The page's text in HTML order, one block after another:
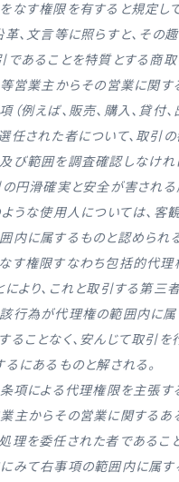
なす権限を有すると規定し
革、文言等に照らすと、その
であることを特質とする商
等営業主からその営業に関
（例えば、販売、購入、貸付、
任された者について、取引
び範囲を調査確認しなけれ
の円滑確実と安全が害され
ような使用人については、客
内に属するものと認められ
す権限すなわち包括的代理
により、これと取引する第三
行為が代理権の範囲内に属
ることなく、安んじて取引を
るにあるものと解される。
条項による代理権限を主張す
主からその営業に関するあ
理を委任された者であるこ
みて右事項の範囲内に属す